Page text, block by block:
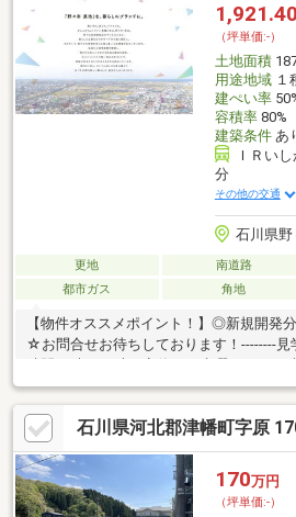
1,921.40
（坪単価:-）
土地面積
用途地域１
建ぺい率
容積率80%
建築条件あ
ＩＲい
分
その他の交通
石川県
更地 南道路
都市ガス
角地
【物件オススメポイント！】◎新規開発
☆お問合せお待ちしております！--------見
い合わせがスムーズに対応できます。お
イヤル：0800ー816ー7141】
石川県河北郡津幡町字原
170万円
（坪単価:-）